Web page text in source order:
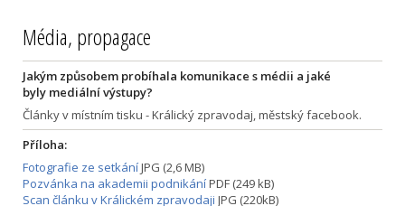
Média, propagace
Jakým způsobem probíhala komunikace s médii a jaké
byly mediální výstupy?
Články v místním tisku - Králický zpravodaj, městský facebook.
Příloha:
Fotografie ze setkáníJPG (2,6 MB)
Pozvánka na akademii podnikáníPDF (249 kB)
Scan článku v Králickém zpravodaji JPG (220kB)